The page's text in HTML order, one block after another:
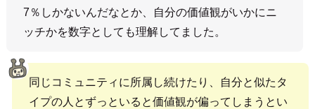
7％しかないんだなとか、自分の価値観がいかにニ
ッチかを数字としても理解してました。
同じコミュニティに所属し続けたり、自分と似たタ
イプの人とずっといると価値観が偏ってしまうとい